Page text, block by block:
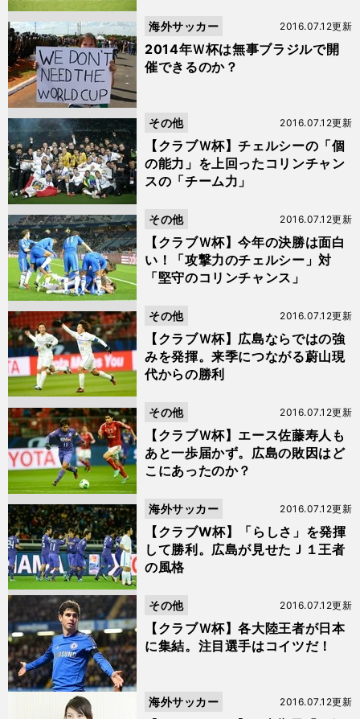
2014年Ｗ杯は無事ブラジルで開
催できるのか？
2016.07.12更新
海外サッカー
【クラブＷ杯】チェルシーの「個
の能力」を上回ったコリンチャン
スの「チーム力」
2016.07.12更新
その他
【クラブＷ杯】今年の決勝は面白
い！「攻撃力のチェルシー」対
「堅守のコリンチャンス」
2016.07.12更新
その他
【クラブＷ杯】広島ならではの強
みを発揮。来季につながる蔚山現
代からの勝利
2016.07.12更新
その他
【クラブＷ杯】エース佐藤寿人も
あと一歩届かず。広島の敗因はど
こにあったのか？
2016.07.12更新
その他
【クラブW杯】「らしさ」を発揮
して勝利。広島が見せたＪ１王者
の風格
2016.07.12更新
海外サッカー
【クラブＷ杯】各大陸王者が日本
に集結。注目選手はコイツだ！
2016.07.12更新
その他
2016.07.12更新
海外サッカー